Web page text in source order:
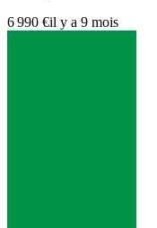
6 990 €il y a 9 mois